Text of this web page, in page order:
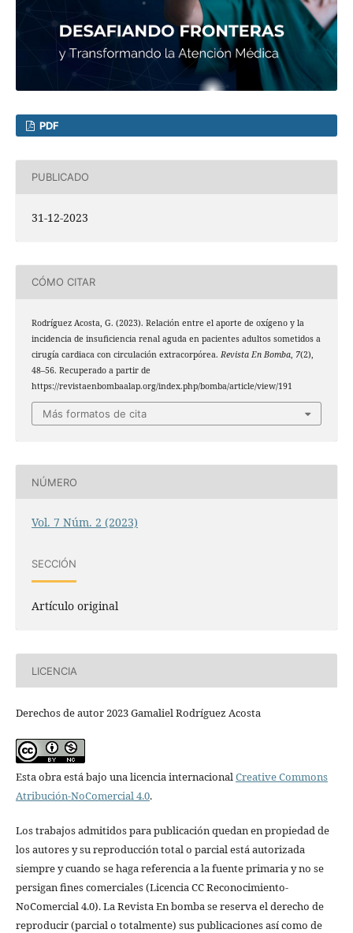
PDF
PUBLICADO
31-12-2023
CÓMO CITAR
Rodríguez Acosta, G. (2023). Relación entre el aporte de oxígeno y la
incidencia de insuficiencia renal aguda en pacientes adultos sometidos a
cirugía cardiaca con circulación extracorpórea. Revista En Bomba, 7(2),
48–56. Recuperado a partir de
https://revistaenbombaalap.org/index.php/bomba/article/view/191
Más formatos de cita
NÚMERO
Vol. 7 Núm. 2 (2023)
SECCIÓN
Artículo original
LICENCIA
Derechos de autor 2023 Gamaliel Rodríguez Acosta
Esta obra está bajo una licencia internacional Creative Commons
Atribución-NoComercial 4.0.
Los trabajos admitidos para publicación quedan en propiedad de
los autores y su reproducción total o parcial está autorizada
siempre y cuando se haga referencia a la fuente primaria y no se
persigan fines comerciales (Licencia CC Reconocimiento-
NoComercial 4.0). La Revista En bomba se reserva el derecho de
reproducir (parcial o totalmente) sus publicaciones así como de